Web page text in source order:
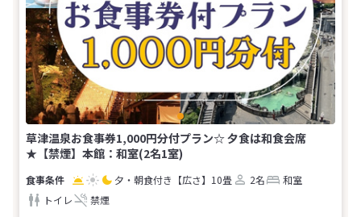
草津温泉お食事券1,000円分付プラン☆ 夕食は和食会席
★【禁煙】本館：和室(2名1室)
夕・朝食付き 【広さ】10畳 2名
和室
トイレ
禁煙